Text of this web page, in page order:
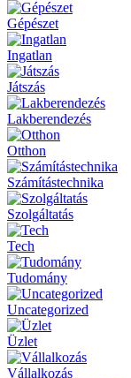
Gépészet
Ingatlan
Játszás
Lakberendezés
Otthon
Számítástechnika
Szolgáltatás
Tech
Tudomány
Uncategorized
Üzlet
Vállalkozás